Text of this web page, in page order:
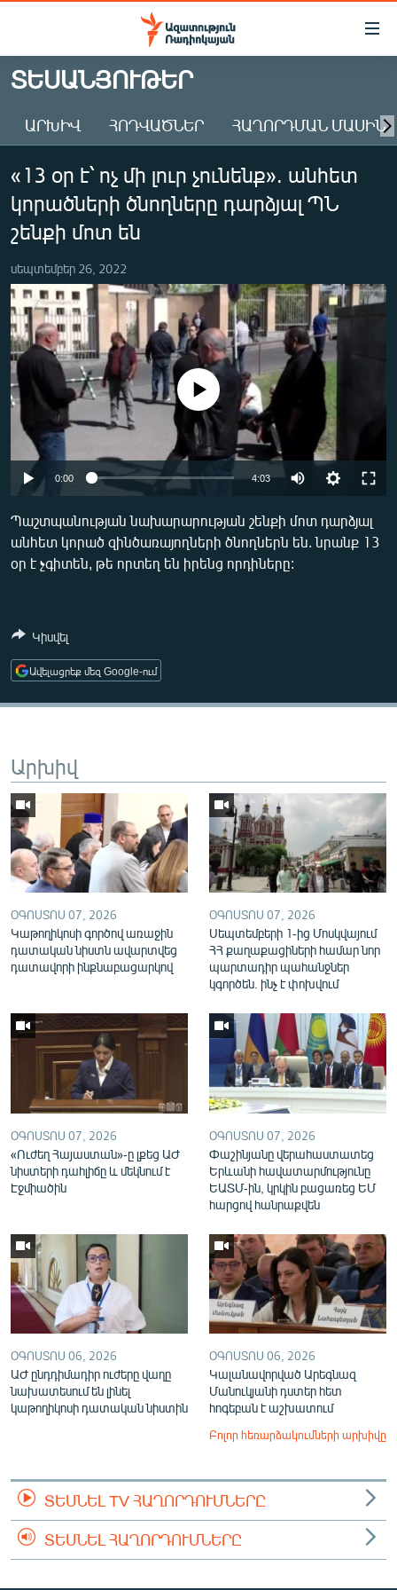
Մատչելիության
Անցնել
հիմնական
Անցնել
հիմնական
մենյուին
Որոնում
ԱԶԱՏՈՒԹՅՈՒՆ TV
ՀԱՅԱՍՏԱՆ
ԸՆՏՐՈՒԹՅՈՒՆՆԵՐ 2026
ԻՐԱՎՈՒՆՔ
ՏՆՏԵՍՈՒԹՅՈՒՆ
ՂԱՐԱԲԱՂ
ՊԱՏԵՐԱԶՄԻ 6 ՇԱԲԱԹՆԵՐԸ
ՏԱՐԱԾԱՇՐՋԱՆ
ՄԻՋԱԶԳԱՅԻՆ
ՄՇԱԿՈՒՅԹ
ՍՊՈՐՏ
ՏՏ ԵՒ ԻՆՏԵՐՆԵՏ
ԿՈՐՈՆԱՎԻՐՈՒՍ
ՏԵՍԱՆՅՈՒԹԵՐ
ԲԱՆԱՎԵՃ
ՁԳՏԵԼՈՎ ԼԱՎԱԳՈՒՅՆԻՆ
Հայերեն
English
Русский
ՀԵՏԵՎԵՔ ՄԵԶ
«Ազատության» բոլոր կայքերը
ՏԵՍԱՆՅՈՒԹԵՐ
ԱՐԽԻՎ ՀՈԴՎԱԾՆԵՐ ՀԱՂՈՐԴՄԱՆ ՄԱՍԻՆ
«13 օր է՝ ոչ մի լուր չունենք». անհետ
կորածների ծնողները դարձյալ ՊՆ
շենքի մոտ են
սեպտեմբեր 26, 2022
No media source currently available
0:00 4:03
360p
Պաշտպանության նախարարության շենքի մոտ դարձյալ
անհետ կորած զինծառայողների ծնողներն են. նրանք 13
օր է չգիտեն, թե որտեղ են իրենց որդիները:
Կիսվել
Ավելացրեք մեզ Google-ում
Արխիվ
ՕԳՈՍՏՈՍ 07, 2026
Կաթողիկոսի գործով առաջին
դատական նիստն ավարտվեց
դատավորի ինքնաբացարկով
ՕԳՈՍՏՈՍ 07, 2026
Սեպտեմբերի 1-ից Մոսկվայում
ՀՀ քաղաքացիների համար նոր
պարտադիր պահանջներ
կգործեն. ինչ է փոխվում
ՕԳՈՍՏՈՍ 07, 2026
«Ուժեղ Հայաստան»-ը լքեց ԱԺ
նիստերի դահլիճը և մեկնում է
Էջմիածին
ՕԳՈՍՏՈՍ 07, 2026
Փաշինյանը վերահաստատեց
Երևանի հավատարմությունը
ԵԱՏՄ-ին, կրկին բացառեց ԵՄ
հարցով հանրաքվեն
ՕԳՈՍՏՈՍ 06, 2026
ԱԺ ընդդիմադիր ուժերը վաղը
նախատեսում են լինել
կաթողիկոսի դատական նիստին
ՕԳՈՍՏՈՍ 06, 2026
Կալանավորված Արեգնազ
Մանուկյանի դստեր հետ
հոգեբան է աշխատում
Բոլոր հեռարձակումների արխիվը
ՏԵՍՆԵԼ TV ՀԱՂՈՐԴՈՒՄՆԵՐԸ
ՏԵՍՆԵԼ ՀԱՂՈՐԴՈՒՄՆԵՐԸ